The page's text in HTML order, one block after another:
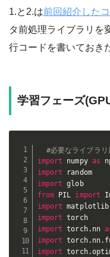
1.と2.は前回紹介した
タ前処理ライブラリを
行コードを書いておき
学習フェーズ
#必要なライブラリ
import numpy as
import
random
import
glob
from PIL import
import matplotlib
import
torch
import torch. nn
import torch. nn.
import torch.